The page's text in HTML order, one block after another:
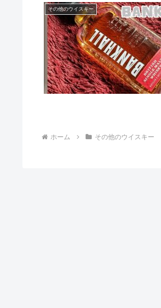
その他のウイスキー
ホーム その他のウイスキー